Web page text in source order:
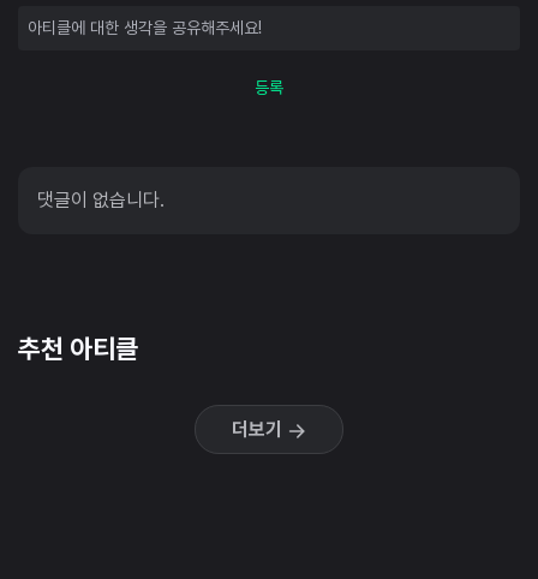
등록
댓글이 없습니다.
추천 아티클
더보기